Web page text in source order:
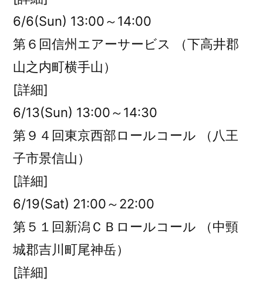
6/6(Sun) 13:00～14:00
第６回信州エアーサービス （下高井郡
山之内町横手山）
[詳細]
6/13(Sun) 13:00～14:30
第９４回東京西部ロールコール （八王
子市景信山）
[詳細]
6/19(Sat) 21:00～22:00
第５１回新潟ＣＢロールコール （中頸
城郡吉川町尾神岳）
[詳細]